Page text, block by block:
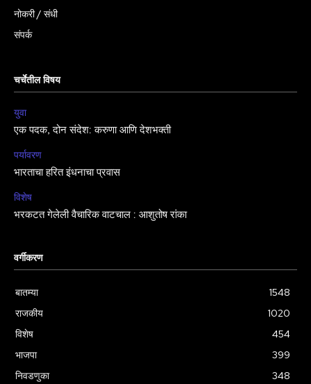
नोकरी / संधी
संपर्क
चर्चेतील विषय
युवा
एक पदक, दोन संदेश: करुणा आणि देशभक्ती
पर्यावरण
भारताचा हरित इंधनाचा प्रवास
विशेष
भरकटत गेलेली वैचारिक वाटचाल : आशुतोष रांका
वर्गीकरण
बातम्या
1548
राजकीय
1020
विशेष
454
भाजपा
399
निवडणुका
348